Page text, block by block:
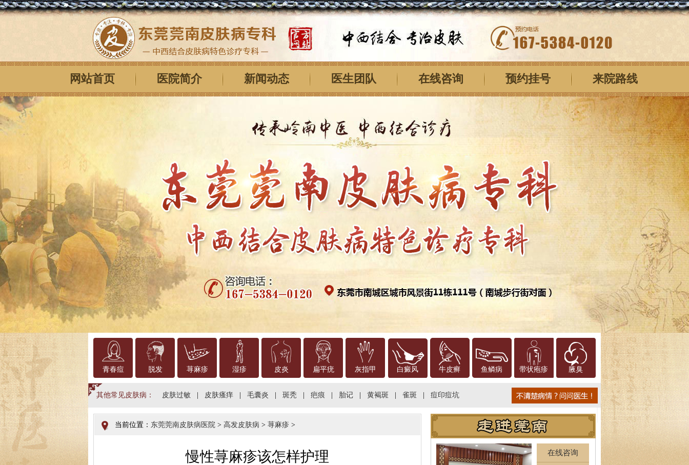
网站首页 医院简介 新闻动态 医生团队 在线咨询 预约挂号 来院路线
青春痘 脱发 荨麻疹 湿疹 皮炎 扁平疣 灰指甲 白癜风 牛皮癣 鱼鳞病 带状疱疹 腋臭
其他常见皮肤病： 皮肤过敏 皮肤瘙痒 毛囊炎 斑秃 疤痕 胎记 黄褐斑 雀斑 痘印痘坑
当前位置： 东莞莞南皮肤病医院 > 高发皮肤病 > 荨麻疹 >
慢性荨麻疹该怎样护理 在线咨询